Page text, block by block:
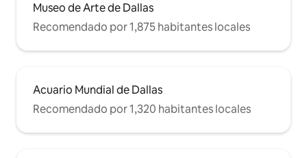
Museo de Arte de Dallas
Recomendado por 1,875 habitantes locales
Acuario Mundial de Dallas
Recomendado por 1,320 habitantes locales